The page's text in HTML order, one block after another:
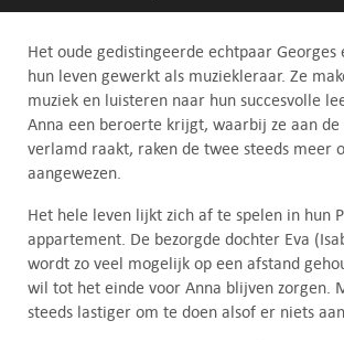
Het oude gedistingeerde echtpaar Georges
hun leven gewerkt als muziekleraar. Ze
muziek en luisteren naar hun succesvolle
Anna een beroerte krijgt, waarbij ze aan
verlamd raakt, raken de twee steeds meer
aangewezen.
Het hele leven lijkt zich af te spelen in hun
appartement. De bezorgde dochter Eva
wordt zo veel mogelijk op een afstand
wil tot het einde voor Anna blijven zorgen.
steeds lastiger om te doen alsof er niets